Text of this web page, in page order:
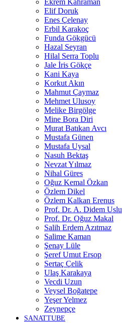
Ekrem Kahraman
Elif Doruk
Enes Çelenay
Erbil Karakoç
Funda Gökgücü
Hazal Seyran
Hilal Serra Toplu
Jale İris Gökçe
Kani Kaya
Korkut Akın
Mahmut Çaymaz
Mehmet Ulusoy
Melike Birgölge
Mine Bora Diri
Murat Batıkan Avcı
Mustafa Günen
Mustafa Uysal
Nasuh Bektaş
Nevzat Yılmaz
Nihal Güres
Oğuz Kemal Özkan
Özlem Dikel
Özlem Kalkan Erenus
Prof. Dr. A. Didem Uslu
Prof. Dr. Oğuz Makal
Salih Erdem Azıtmaz
Salime Kaman
Şenay Lüle
Şeref Umut Ersop
Sertaç Çelik
Ulaş Karakaya
Vecdi Uzun
Veysel Boğatepe
Yeşer Yelmez
Zeynepçe
SANATTUBE